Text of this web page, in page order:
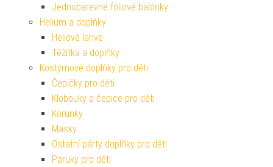
Jednobarevné fóliové balónky
Helium a doplňky
Heliové lahve
Těžítka a doplňky
Kostýmové doplňky pro děti
Čepičky pro děti
Klobouky a čepice pro děti
Korunky
Masky
Ostatní párty doplňky pro děti
Paruky pro děti